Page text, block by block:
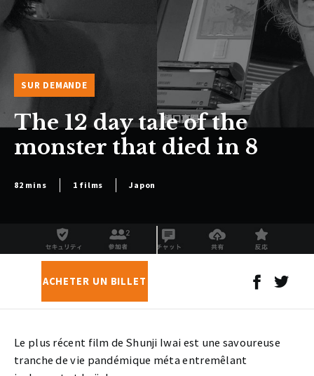
SUR DEMANDE
The 12 day tale of the
monster that died in 8
82 mins 1 films Japon
ACHETER UN BILLET
Le plus récent film de Shunji Iwai est une savoureuse
tranche de vie pandémique méta entremêlant